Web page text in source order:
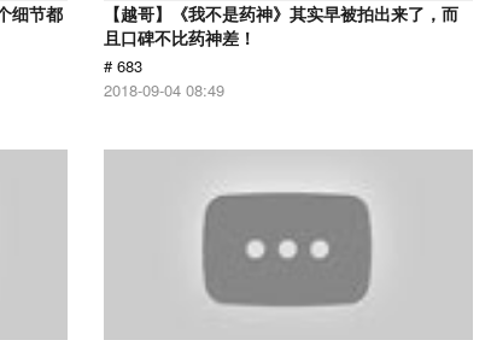
细节都
【越哥】《我不是药神》其实早被拍出来了，而
且口碑不比药神差！
# 683
2018-09-04 08:49